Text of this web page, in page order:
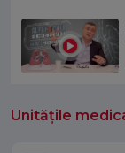
Unitățile